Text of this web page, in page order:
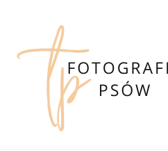
content